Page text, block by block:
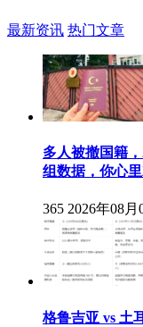
最新资讯 热门文章
多人被撤国籍
组数据，你心
365 2026年08月
格鲁吉亚 vs 土